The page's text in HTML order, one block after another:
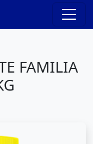
FAMILIA